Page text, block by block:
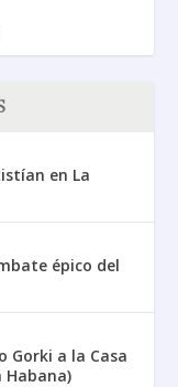
en La
épico del
Gorki a la Casa
Habana)